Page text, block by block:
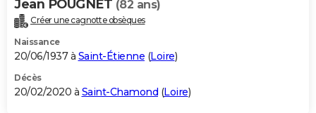
Jean POUGNET (82 ans)
Créer une cagnotte obsèques
Naissance
20/06/1937 à Saint-Étienne (Loire)
Décès
20/02/2020 à Saint-Chamond (Loire)